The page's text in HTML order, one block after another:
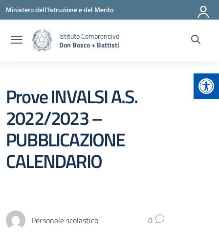
Vai ai contenuti
Vai al menu di navigazione
Vai al footer
Ministero dell'Istruzione e del Merito
Istituto Comprensivo
Don Bosco + Battisti
Prove INVALSI A.S.
2022/2023 –
PUBBLICAZIONE
CALENDARIO
Personale scolastico 0